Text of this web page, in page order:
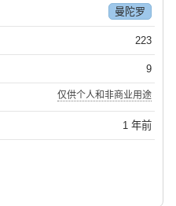
曼陀罗
223
9
仅供个人和非商业用途
1 年前